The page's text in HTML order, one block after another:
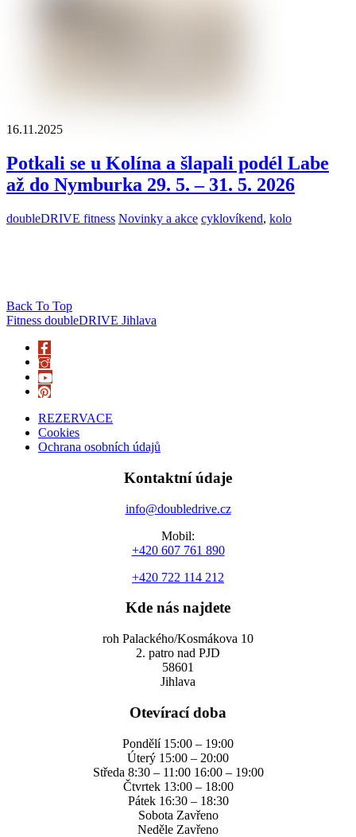
16.11.2025
Potkali se u Kolína a šlapali podél Labe
až do Nymburka 29. 5. – 31. 5. 2026
doubleDRIVE fitness Novinky a akce cyklovíkend, kolo
Back To Top
Fitness doubleDRIVE Jihlava
REZERVACE
Cookies
Ochrana osobních údajů
Kontaktní údaje
info@doubledrive.cz
Mobil:
+420 607 761 890
+420 722 114 212
Kde nás najdete
roh Palackého/Kosmákova 10
2. patro nad PJD
58601
Jihlava
Otevírací doba
Pondělí 15:00 – 19:00
Úterý 15:00 – 20:00
Středa 8:30 – 11:00 16:00 – 19:00
Čtvrtek 13:00 – 18:00
Pátek 16:30 – 18:30
Sobota Zavřeno
Neděle Zavřeno